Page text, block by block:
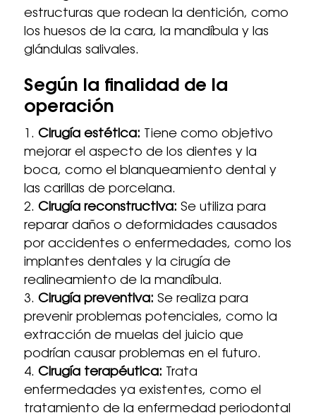
estructuras que rodean la dentición, como
los huesos de la cara, la mandíbula y las
glándulas salivales.
Según la finalidad de la
operación
Cirugía estética: Tiene como objetivo
mejorar el aspecto de los dientes y la
boca, como el blanqueamiento dental y
las carillas de porcelana.
Cirugía reconstructiva: Se utiliza para
reparar daños o deformidades causados
por accidentes o enfermedades, como los
implantes dentales y la cirugía de
realineamiento de la mandíbula.
Cirugía preventiva: Se realiza para
prevenir problemas potenciales, como la
extracción de muelas del juicio que
podrían causar problemas en el futuro.
Cirugía terapéutica: Trata
enfermedades ya existentes, como el
tratamiento de la enfermedad periodontal